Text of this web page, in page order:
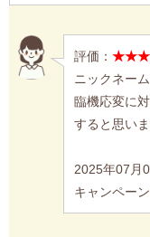
評価：
ニックネー
臨機応変に
すると思いま
2025年07月
キャンペー